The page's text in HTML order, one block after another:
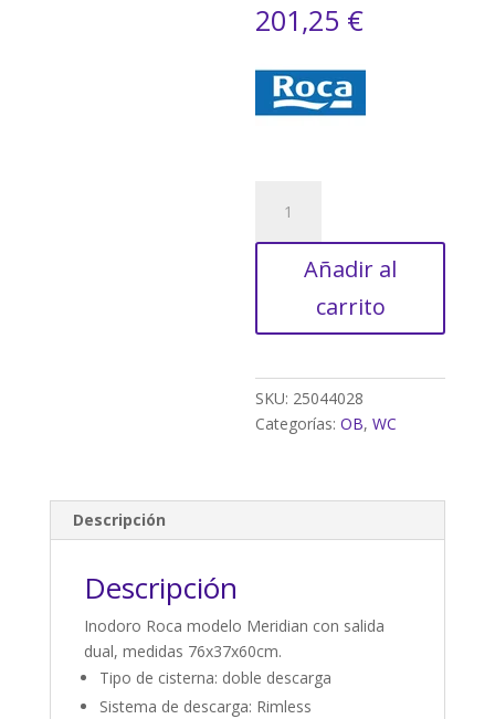
201,25 €
INODORO
ROCA
MERIDIANAñadir al
carrito
SKU: 25044028
Categorías:OB,WC
Descripción
Descripción
Inodoro Roca modelo Meridian con salida
dual, medidas 76x37x60cm.
Tipo de cisterna: doble descarga
Sistema de descarga: Rimless